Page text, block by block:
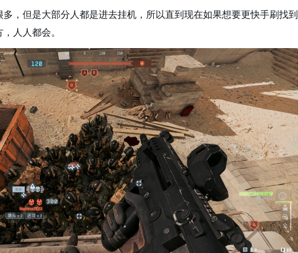
，但是大部分人都是进去挂机，所以直到现在如果想要更快手刷找到
人人都会。